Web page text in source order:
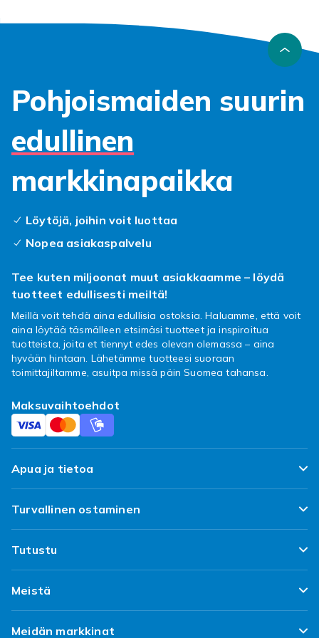
Pohjoismaiden suurin
edullinen
markkinapaikka
Löytöjä, joihin voit luottaa
Nopea asiakaspalvelu
Tee kuten miljoonat muut asiakkaamme – löydä
tuotteet edullisesti meiltä!
Meillä voit tehdä aina edullisia ostoksia. Haluamme, että voit
aina löytää täsmälleen etsimäsi tuotteet ja inspiroitua
tuotteista, joita et tiennyt edes olevan olemassa – aina
hyvään hintaan. Lähetämme tuotteesi suoraan
toimittajiltamme, asuitpa missä päin Suomea tahansa.
Maksuvaihtoehdot
Apua ja tietoa
FAQ
Seuraa pakettiani
Peruuta & palauta tästä
Turvallinen ostaminen
Tyytyväisyyslupaus
Asiakasarvostelut
Käytetyt tuotteet
Tutustu
Topp 100 löytöa
Suunnittele omat vaatteesi
Meistä
Tietoa Fyndiqistä
Meidän markkinat